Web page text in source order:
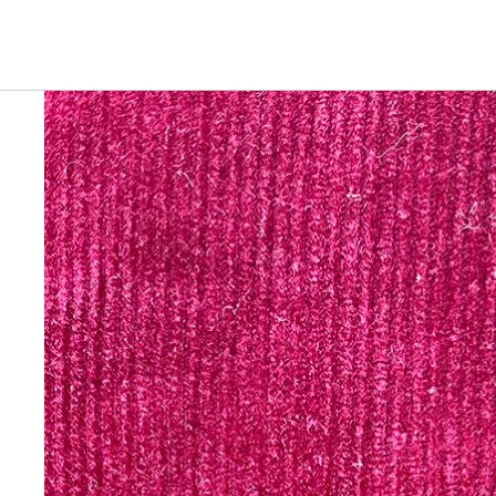
Ga direct naar de productinformatie